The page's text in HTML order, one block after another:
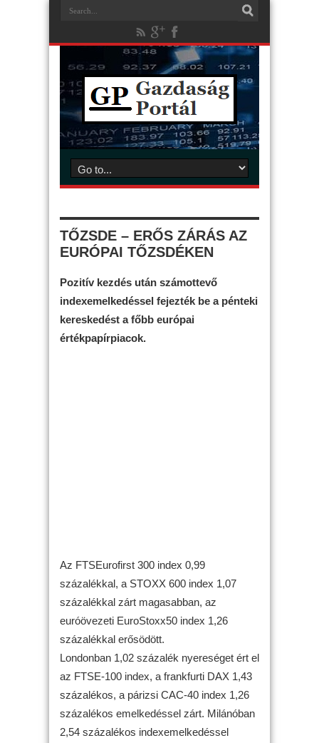
TŐZSDE – ERŐS ZÁRÁS AZ
EURÓPAI TŐZSDÉKEN
Pozitív kezdés után számottevő
indexemelkedéssel fejezték be a pénteki
kereskedést a főbb európai
értékpapírpiacok.
Az FTSEurofirst 300 index 0,99
százalékkal, a STOXX 600 index 1,07
százalékkal zárt magasabban, az
euróövezeti EuroStoxx50 index 1,26
százalékkal erősödött.
Londonban 1,02 százalék nyereséget ért el
az FTSE-100 index, a frankfurti DAX 1,43
százalékos, a párizsi CAC-40 index 1,26
százalékos emelkedéssel zárt. Milánóban
2,54 százalékos indexemelkedéssel